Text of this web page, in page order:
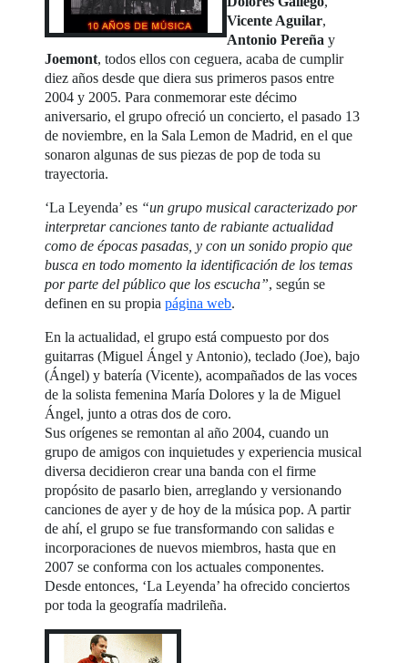
Vicente Aguilar,
Antonio Pereña y
Joemont, todos ellos con ceguera, acaba de cumplir
diez años desde que diera sus primeros pasos entre
2004 y 2005. Para conmemorar este décimo
aniversario, el grupo ofreció un concierto, el pasado 13
de noviembre, en la Sala Lemon de Madrid, en el que
sonaron algunas de sus piezas de pop de toda su
trayectoria.
‘La Leyenda’ es “un grupo musical caracterizado por
interpretar canciones tanto de rabiante actualidad
como de épocas pasadas, y con un sonido propio que
busca en todo momento la identificación de los temas
por parte del público que los escucha”, según se
definen en su propiapágina web.
En la actualidad, el grupo está compuesto por dos
guitarras (Miguel Ángel y Antonio), teclado (Joe), bajo
(Ángel) y batería (Vicente), acompañados de las voces
de la solista femenina María Dolores y la de Miguel
Ángel, junto a otras dos de coro.
Sus orígenes se remontan al año 2004, cuando un
grupo de amigos con inquietudes y experiencia musical
diversa decidieron crear una banda con el firme
propósito de pasarlo bien, arreglando y versionando
canciones de ayer y de hoy de la música pop. A partir
de ahí, el grupo se fue transformando con salidas e
incorporaciones de nuevos miembros, hasta que en
2007 se conforma con los actuales componentes.
Desde entonces, ‘La Leyenda’ ha ofrecido conciertos
por toda la geografía madrileña.